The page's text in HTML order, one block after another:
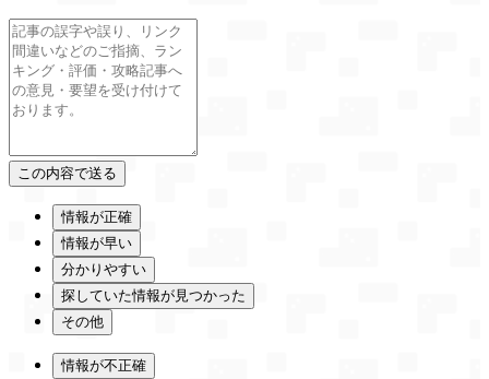
情報が正確
情報が早い
分かりやすい
探していた情報が見つかった
その他
情報が不正確